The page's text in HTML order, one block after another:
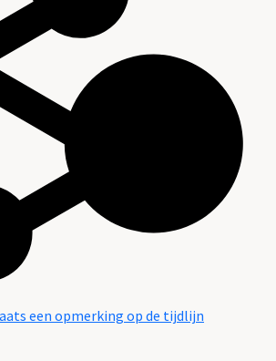
een opmerking op de tijdlijn